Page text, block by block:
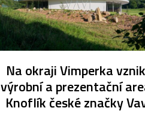
Na okraji Vimperka
výrobní a prezentační
Knoflík české značky